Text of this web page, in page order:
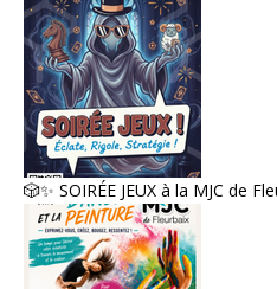
🎲✨ SOIRÉE JEUX à la MJC de